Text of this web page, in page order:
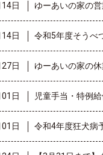
日 ゆーあいの家の
日 令和5年度そうべ
日 ゆーあいの家の
日 児童手当・特例
日 令和4年度狂犬病